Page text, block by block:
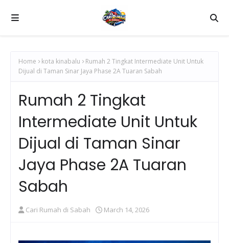
Home kota kinabalu
Rumah 2 Tingkat Intermediate Unit Untuk
Dijual di Taman Sinar Jaya Phase 2A Tuaran Sabah
Rumah 2 Tingkat
Intermediate Unit Untuk
Dijual di Taman Sinar
Jaya Phase 2A Tuaran
Sabah
Cari Rumah di Sabah March 14, 2026